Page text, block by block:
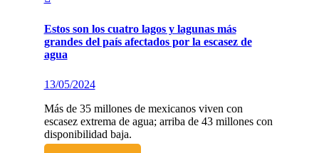
Estos son los cuatro lagos y lagunas más
grandes del país afectados por la escasez de
agua
13/05/2024
Más de 35 millones de mexicanos viven con
escasez extrema de agua; arriba de 43 millones con
disponibilidad baja.